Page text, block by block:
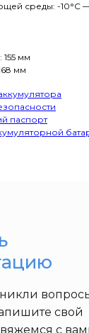
среды: -10°C
мм
мм
паспорт
свой
с